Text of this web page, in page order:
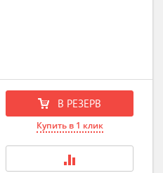
В РЕЗЕРВ
Купить в 1 клик